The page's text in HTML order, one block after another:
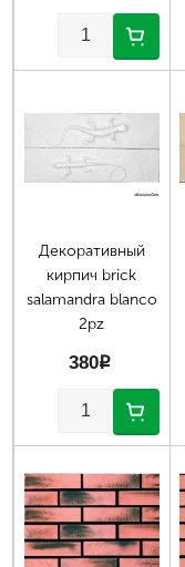
Декоративный
кирпич brick
salamandra blanco
2pz
380p
Страницы